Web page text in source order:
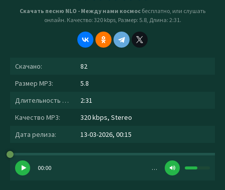
Скачать песню NLO - Между нами космос бесплатно, или слушать
онлайн. Качество: 320 kbps, Размер: 5.8, Длина: 2:31.
Скачано:
82
Размер MP3:
5.8
Длительность MP3:
2:31
Качество MP3:
320 kbps, Stereo
Дата релиза:
13-03-2026, 00:15
00:00 …